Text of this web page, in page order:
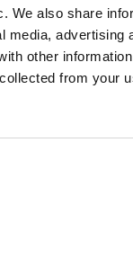
We also share
media, advertising
other
from your